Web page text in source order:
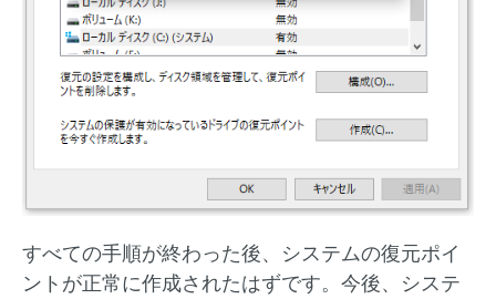
すべての手順が終わった後、システムの復元ポイ
ントが正常に作成されたはずです。今後、システ